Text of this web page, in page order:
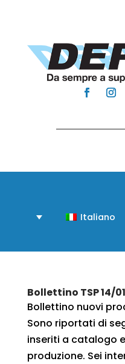
Italiano
Bollettino TSP 14/
Bollettino nuovi
Sono riportati di
inseriti a catalogo
produzione. Sei